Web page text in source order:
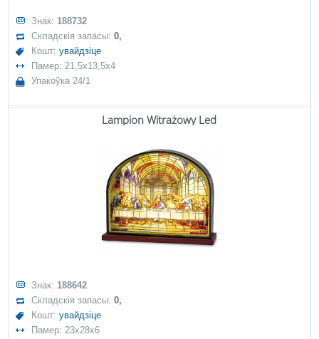
Знак: 188732
Складскія запасы:0,
Кошт:увайдзіце
Памер: 21,5x13,5x4
Упакоўка 24/1
Lampion Witrażowy Led
Знак: 188642
Складскія запасы:0,
Кошт:увайдзіце
Памер: 23x28x6